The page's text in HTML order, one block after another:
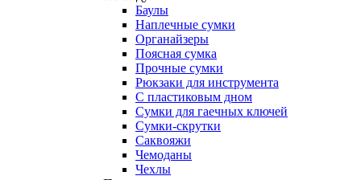
Баулы
Наплечные сумки
Органайзеры
Поясная сумка
Прочные сумки
Рюкзаки для инструмента
С пластиковым дном
Сумки для гаечных ключей
Сумки-скрутки
Саквояжи
Чемоданы
Чехлы